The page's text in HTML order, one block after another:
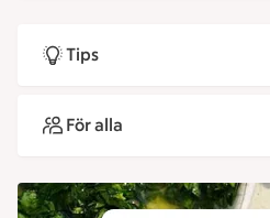
Tips
För alla